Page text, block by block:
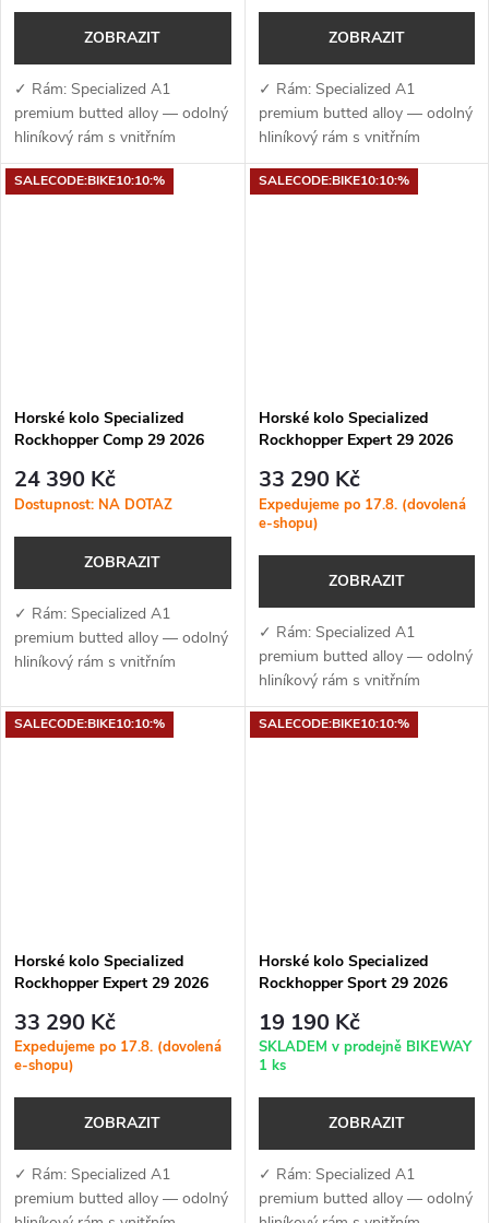
ZOBRAZIT
✓ Rám: Specialized A1
premium butted alloy — odolný
hliníkový rám s vnitřním
vedením kabelů, úchyty na
nosič a kompatibilitou s
ZOBRAZIT
✓ Rám: Specialized A1
premium butted alloy — odolný
hliníkový rám s vnitřním
vedením kabelů, úchyty na
nosič a kompatibilitou s
SALECODE:BIKE10:10:%
Horské kolo Specialized
Rockhopper Comp 29 2026
24 390 Kč
Dostupnost: NA DOTAZ
ZOBRAZIT
✓ Rám: Specialized A1
premium butted alloy — odolný
hliníkový rám s vnitřním
nosič a kompatibilitou s
teleskopickou
SALECODE:BIKE10:10:%
Horské kolo Specialized
Rockhopper Expert 29 2026
33 290 Kč
Expedujeme po 17.8. (dovolená
e-shopu)
ZOBRAZIT
✓ Rám: Specialized A1
premium butted alloy — odolný
hliníkový rám s vnitřním
vedením kabelů, úchyty na
nosič a kompatibilitou s
SALECODE:BIKE10:10:%
Horské kolo Specialized
Rockhopper Expert 29 2026
33 290 Kč
Expedujeme po 17.8. (dovolená
e-shopu)
ZOBRAZIT
✓ Rám: Specialized A1
premium butted alloy — odolný
SALECODE:BIKE10:10:%
Horské kolo Specialized
Rockhopper Sport 29 2026
19 190 Kč
SKLADEM v prodejně BIKEWAY
1 ks
ZOBRAZIT
✓ Rám: Specialized A1
premium butted alloy — odolný